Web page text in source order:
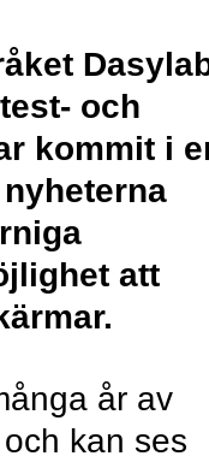
och
kommit i
att
år av
kan ses